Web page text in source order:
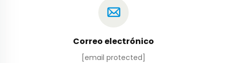
Correo electrónico
[email protected]